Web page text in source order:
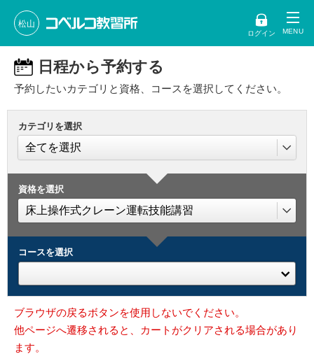
松山
ログイン
日程から予約する
予約したいカテゴリと資格、コースを選択してください。
カテゴリを選択
資格を選択
コースを選択
ブラウザの戻るボタンを使用しないでください。
他ページへ遷移されると、カートがクリアされる場合があり
ます。